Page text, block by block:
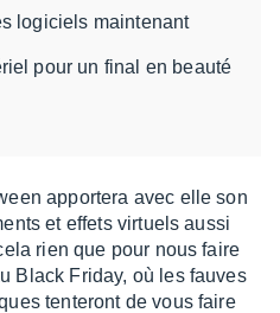
logiciels maintenant
pour un final en beauté
appor­tera avec elle son
et effets virtuels aussi
rien que pour nous faire
Black Friday, où les fauves
tente­ront de vous faire